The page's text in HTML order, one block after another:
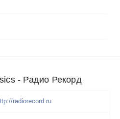
- Радио Рекорд
radiorecord.ru